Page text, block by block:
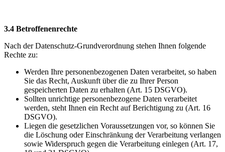
3.4 Betroffenenrechte
Nach der Datenschutz-Grundverordnung stehen Ihnen folgende
Rechte zu:
Werden Ihre personenbezogenen Daten verarbeitet, so haben
Sie das Recht, Auskunft über die zu Ihrer Person
gespeicherten Daten zu erhalten (Art. 15 DSGVO).
Sollten unrichtige personenbezogene Daten verarbeitet
werden, steht Ihnen ein Recht auf Berichtigung zu (Art. 16
DSGVO).
Liegen die gesetzlichen Voraussetzungen vor, so können Sie
die Löschung oder Einschränkung der Verarbeitung verlangen
sowie Widerspruch gegen die Verarbeitung einlegen (Art. 17,